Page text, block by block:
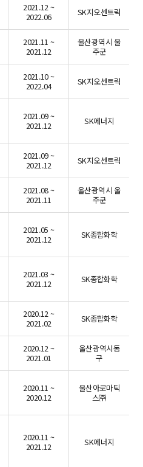
2021.12 ~
2022.06
SK지오센트릭
2021.11 ~
2021.12
울산광역시 울
주군
2021.10 ~
2022.04
SK지오센트릭
2021.09 ~
2021.12
SK에너지
2021.09 ~
2021.12
SK지오센트릭
2021.08 ~
2021.11
울산광역시 울
주군
2021.05 ~
2021.12
SK종합화학
2021.03 ~
2021.12
SK종합화학
2020.12 ~
2021.02
SK종합화학
2020.12 ~
2021.01
울산광역시동
구
2020.11 ~
2020.12
울산아로마틱
스㈜
2020.11 ~
2021.12
SK에너지